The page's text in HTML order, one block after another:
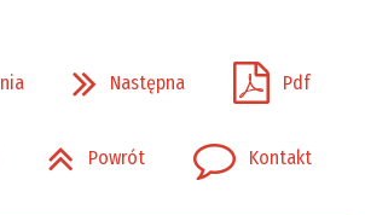
Następna Pdf
Powrót Kontakt